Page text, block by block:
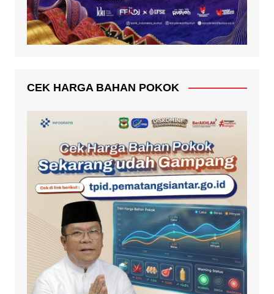
CEK HARGA BAHAN POKOK